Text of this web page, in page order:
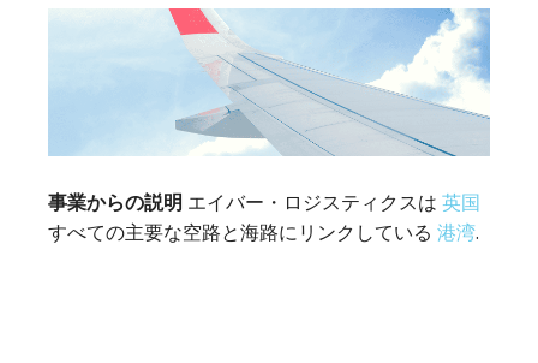
事業からの説明 エイバー・ロジスティクスは 英国
すべての主要な空路と海路にリンクしている 港湾.